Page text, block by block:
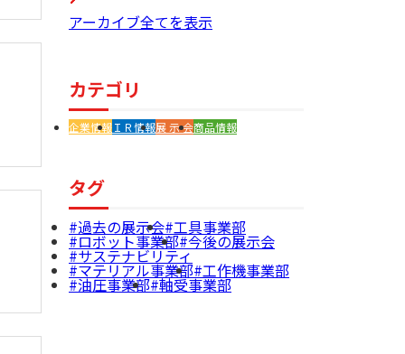
アーカイブ全てを表示
カテゴリ
企業情報ＩＲ情報展 示 会商品情報
タグ
過去の展示会 工具事業部
ロボット事業部 今後の展示会
サステナビリティ
マテリアル事業部 工作機事業部
油圧事業部 軸受事業部